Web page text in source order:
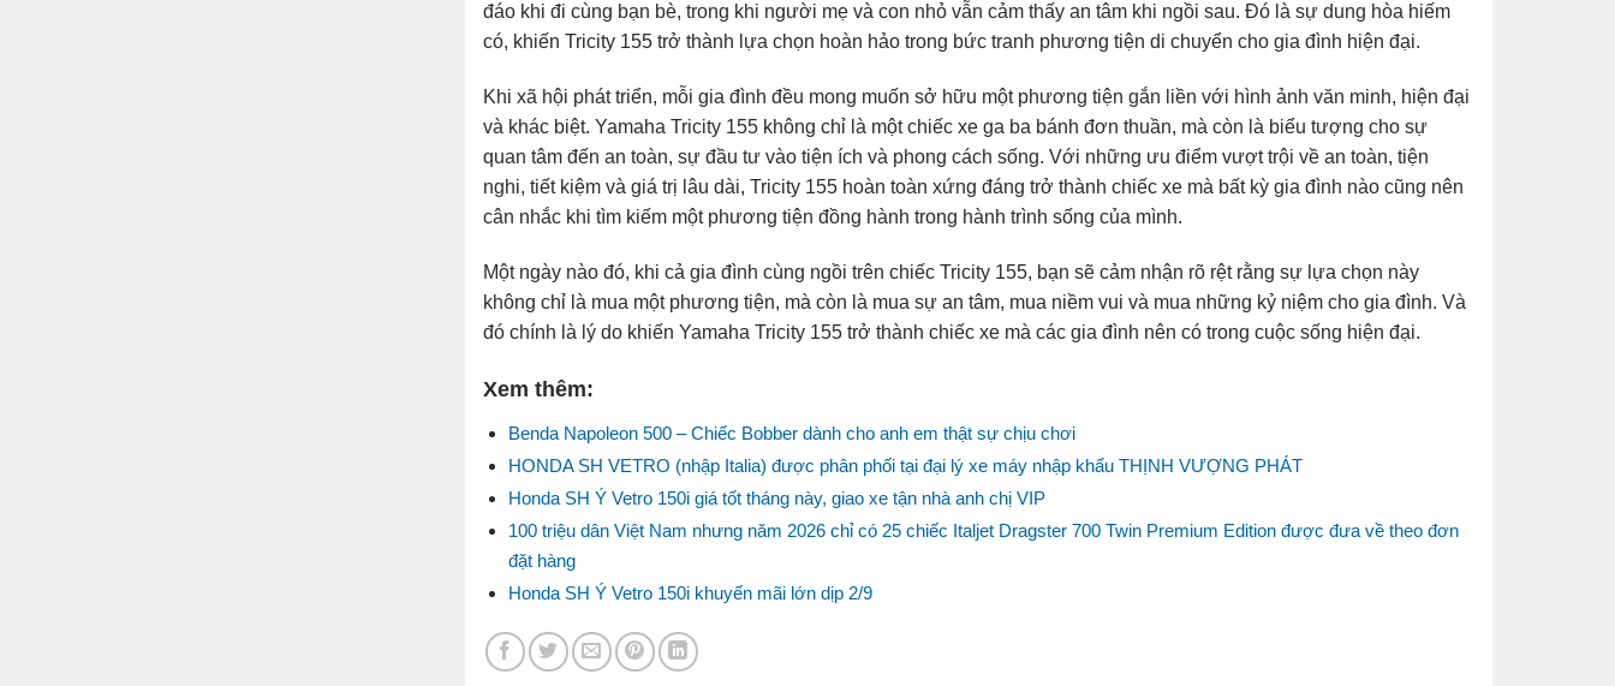
đáo khi đi cùng bạn bè, trong khi người mẹ và con nhỏ vẫn cảm thấy an tâm khi ngồi sau. Đó là sự dung hòa hiếm
có, khiến Tricity 155 trở thành lựa chọn hoàn hảo trong bức tranh phương tiện di chuyển cho gia đình hiện đại.
Khi xã hội phát triển, mỗi gia đình đều mong muốn sở hữu một phương tiện gắn liền với hình ảnh văn minh, hiện đại
và khác biệt. Yamaha Tricity 155 không chỉ là một chiếc xe ga ba bánh đơn thuần, mà còn là biểu tượng cho sự
quan tâm đến an toàn, sự đầu tư vào tiện ích và phong cách sống. Với những ưu điểm vượt trội về an toàn, tiện
nghi, tiết kiệm và giá trị lâu dài, Tricity 155 hoàn toàn xứng đáng trở thành chiếc xe mà bất kỳ gia đình nào cũng nên
cân nhắc khi tìm kiếm một phương tiện đồng hành trong hành trình sống của mình.
Một ngày nào đó, khi cả gia đình cùng ngồi trên chiếc Tricity 155, bạn sẽ cảm nhận rõ rệt rằng sự lựa chọn này
không chỉ là mua một phương tiện, mà còn là mua sự an tâm, mua niềm vui và mua những kỷ niệm cho gia đình. Và
đó chính là lý do khiến Yamaha Tricity 155 trở thành chiếc xe mà các gia đình nên có trong cuộc sống hiện đại.
Xem thêm:
Benda Napoleon 500 – Chiếc Bobber dành cho anh em thật sự chịu chơi
HONDA SH VETRO (nhập Italia) được phân phối tại đại lý xe máy nhập khẩu THỊNH VƯỢNG PHÁT
Honda SH Ý Vetro 150i giá tốt tháng này, giao xe tận nhà anh chị VIP
100 triệu dân Việt Nam nhưng năm 2026 chỉ có 25 chiếc Italjet Dragster 700 Twin Premium Edition được đưa về theo đơn
đặt hàng
Honda SH Ý Vetro 150i khuyến mãi lớn dịp 2/9